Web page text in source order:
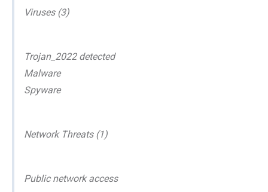
Viruses (3)
Trojan_2022 detected
Malware
Spyware
Network Threats (1)
Public network access